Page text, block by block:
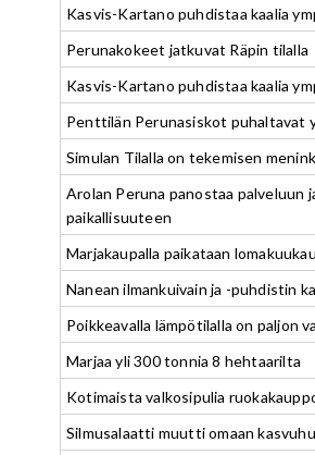
Kasvis-Kartano puhdistaa kaalia
Perunakokeet jatkuvat Räpin tilalla
Kasvis-Kartano puhdistaa kaalia
Penttilän Perunasiskot puhaltavat
Simulan Tilalla on tekemisen
Arolan Peruna panostaa palveluun
paikallisuuteen
Marjakaupalla paikataan
Nanean ilmankuivain ja -puhdistin
Poikkeavalla lämpötilalla on paljon
Marjaa yli 300 tonnia 8 hehtaarilta
Kotimaista valkosipulia
Silmusalaatti muutti omaan